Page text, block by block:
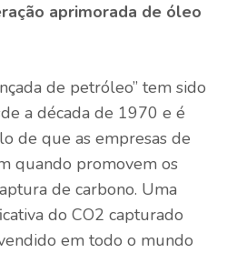
aprimorada de óleo
de petróleo” tem sido
a década de 1970 e é
de que as empresas de
quando promovem os
de carbono. Uma
do CO2 capturado
em todo o mundo